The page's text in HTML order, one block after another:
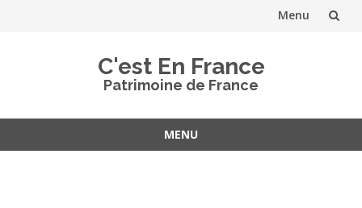
Menu
C'est En France
Patrimoine de France
MENU